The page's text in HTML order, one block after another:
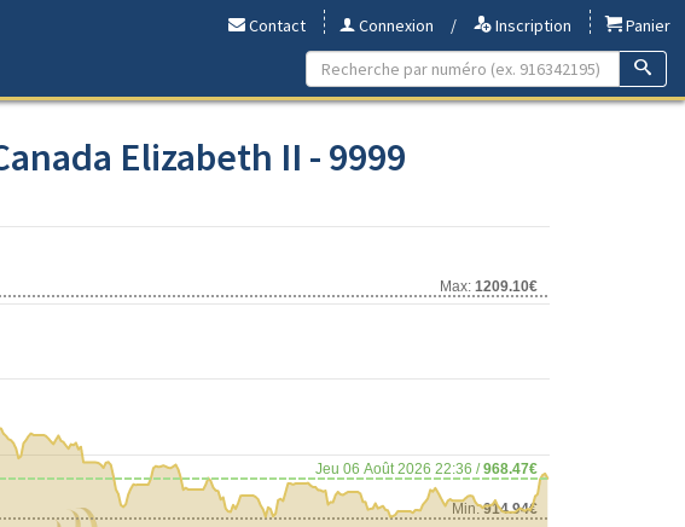
Contact Connexion / Inscription
Panier
Elizabeth II - 9999
Min:914.94€
Max: 1209.10€
Jeu 06 Août 2026 22:36 /968.47€